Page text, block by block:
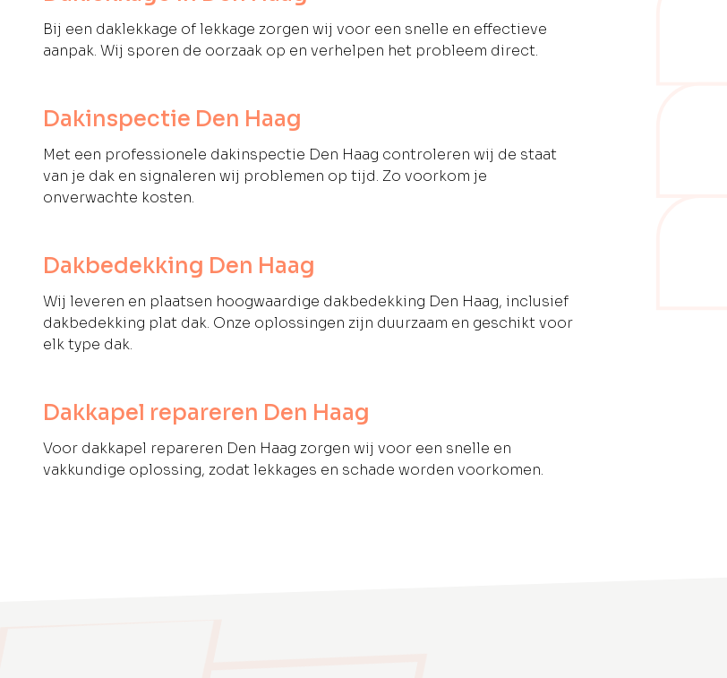
Bij een daklekkage of lekkage zorgen wij voor een snelle en effectieve
aanpak. Wij sporen de oorzaak op en verhelpen het probleem direct.
Dakinspectie Den Haag
Met een professionele dakinspectie Den Haag controleren wij de staat
van je dak en signaleren wij problemen op tijd. Zo voorkom je
onverwachte kosten.
Dakbedekking Den Haag
Wij leveren en plaatsen hoogwaardige dakbedekking Den Haag, inclusief
dakbedekking plat dak. Onze oplossingen zijn duurzaam en geschikt voor
elk type dak.
Dakkapel repareren Den Haag
Voor dakkapel repareren Den Haag zorgen wij voor een snelle en
vakkundige oplossing, zodat lekkages en schade worden voorkomen.